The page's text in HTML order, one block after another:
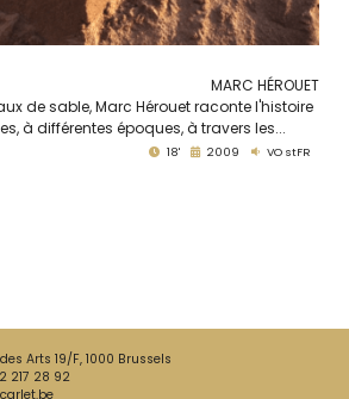
MARC HÉROUET
de sable, Marc Hérouet raconte l'histoire
à différentes époques, à travers les...
18' 2009 VO stFR
Arts 19/F, 1000 Brussels
217 28 92